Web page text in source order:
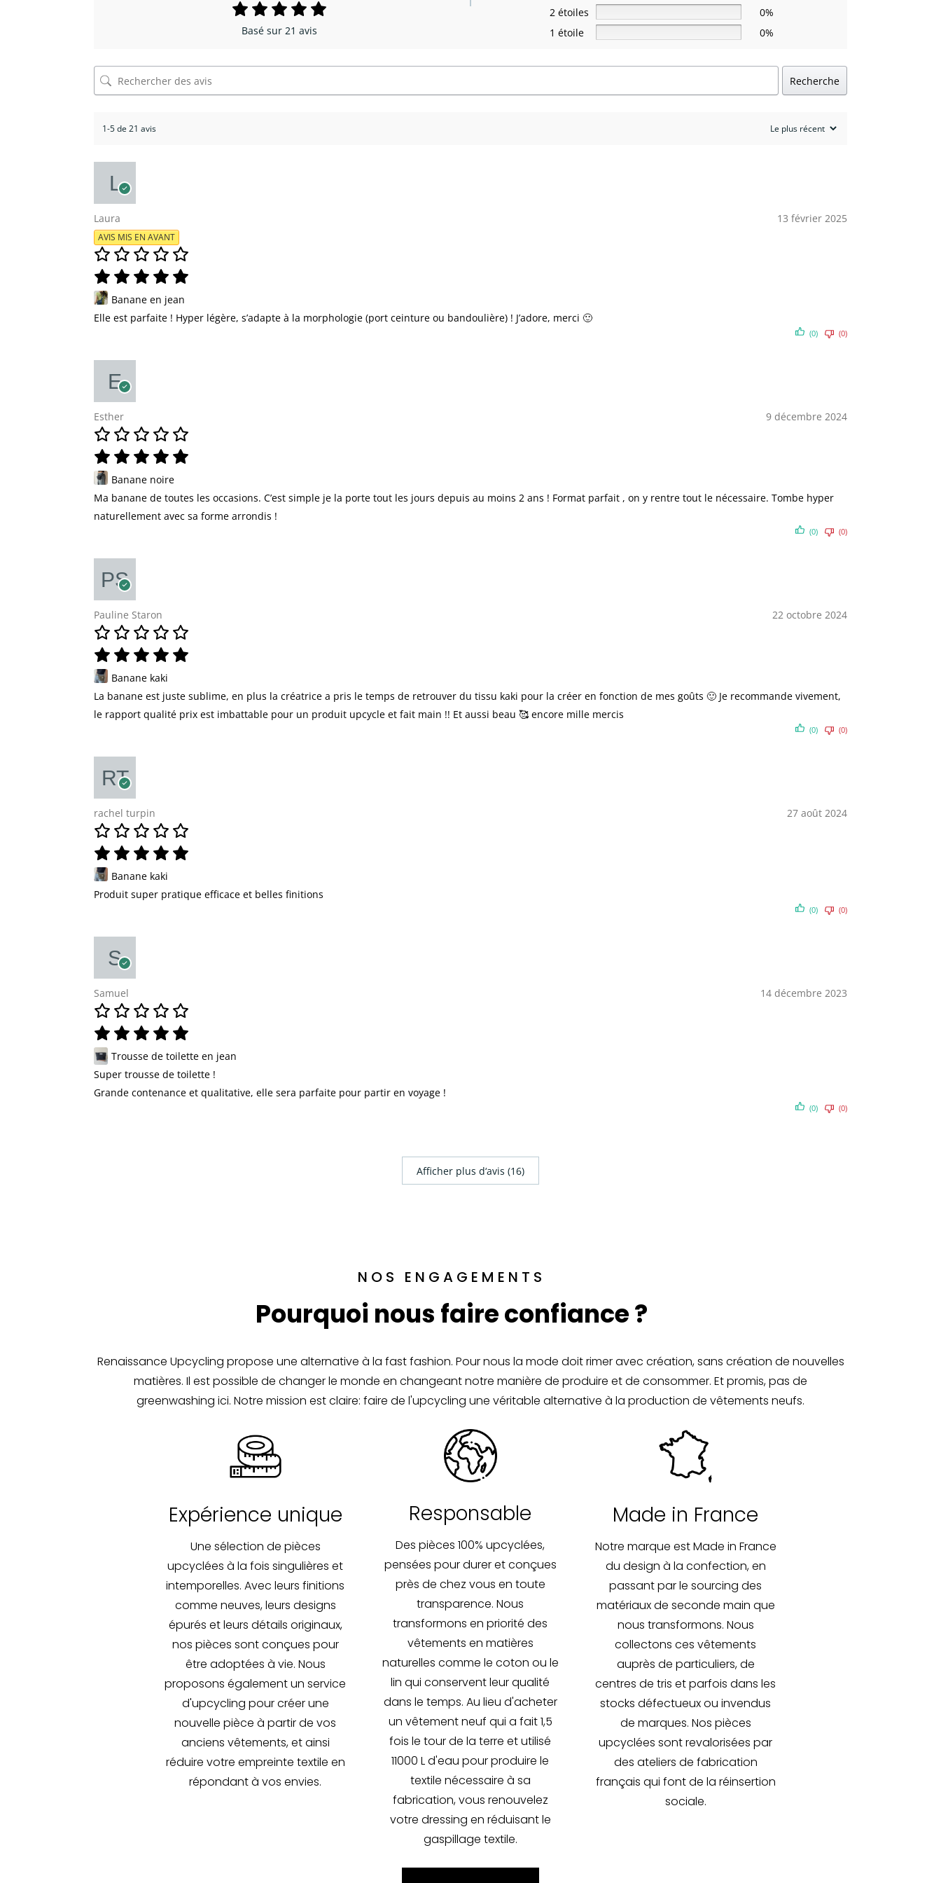
Basé sur 21 avis
2 étoiles
0%
1 étoile
0%
Recherche
1-5 de 21 avis
Laura
AVIS MIS EN AVANT
13 février 2025
Banane en jean
Elle est parfaite ! Hyper légère, s’adapte à la morphologie (port ceinture ou bandoulière) ! J’adore, merci 🙂
(0) (0)
Esther 9 décembre 2024
Banane noire
Ma banane de toutes les occasions. C’est simple je la porte tout les jours depuis au moins 2 ans ! Format parfait , on y rentre tout le nécessaire. Tombe hyper
naturellement avec sa forme arrondis !
(0) (0)
Pauline Staron 22 octobre 2024
Banane kaki
La banane est juste sublime, en plus la créatrice a pris le temps de retrouver du tissu kaki pour la créer en fonction de mes goûts 🙂 Je recommande vivement,
le rapport qualité prix est imbattable pour un produit upcycle et fait main !! Et aussi beau 🥰 encore mille mercis
(0) (0)
rachel turpin 27 août 2024
Banane kaki
Produit super pratique efficace et belles finitions
(0) (0)
Samuel 14 décembre 2023
Trousse de toilette en jean
Super trousse de toilette !
Grande contenance et qualitative, elle sera parfaite pour partir en voyage !
(0) (0)
Afficher plus d‘avis (16)
NOS ENGAGEMENTS
Pourquoi nous faire confiance ?
Renaissance Upcycling propose une alternative à la fast fashion. Pour nous la mode doit rimer avec création, sans création de nouvelles
matières. Il est possible de changer le monde en changeant notre manière de produire et de consommer. Et promis, pas de
greenwashing ici. Notre mission est claire: faire de l'upcycling une véritable alternative à la production de vêtements neufs.
Expérience unique
Une sélection de pièces
upcyclées à la fois singulières et
intemporelles. Avec leurs finitions
comme neuves, leurs designs
épurés et leurs détails originaux,
nos pièces sont conçues pour
être adoptées à vie. Nous
proposons également un service
d'upcycling pour créer une
nouvelle pièce à partir de vos
anciens vêtements, et ainsi
réduire votre empreinte textile en
répondant à vos envies.
Responsable
Des pièces 100% upcyclées,
pensées pour durer et conçues
près de chez vous en toute
transparence. Nous
transformons en priorité des
vêtements en matières
naturelles comme le coton ou le
lin qui conservent leur qualité
dans le temps. Au lieu d'acheter
un vêtement neuf qui a fait 1,5
fois le tour de la terre et utilisé
11000 L d'eau pour produire le
textile nécessaire à sa
fabrication, vous renouvelez
votre dressing en réduisant le
gaspillage textile.
Made in France
Notre marque est Made in France
du design à la confection, en
passant par le sourcing des
matériaux de seconde main que
nous transformons. Nous
collectons ces vêtements
auprès de particuliers, de
centres de tris et parfois dans les
stocks défectueux ou invendus
de marques. Nos pièces
upcyclées sont revalorisées par
des ateliers de fabrication
français qui font de la réinsertion
sociale.